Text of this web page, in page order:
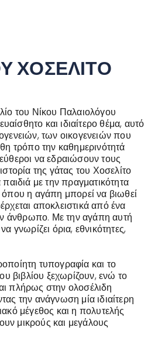
ΧΟΣΕΛΙΤΟ
του Νίκου Παλαιολόγου
και ιδιαίτερο θέμα, αυτό
των οικογενειών που
τρόπο την καθημερινότητά
να εδραιώσουν τους
της γάτας του Χοσελίτο
με την πραγματικότητα
όπου η αγάπη μπορεί να βιωθεί
αποκλειστικά από ένα
άνθρωπο. Με την αγάπη αυτή
γνωρίζει όρια, εθνικότητες,
τυπογραφία και το
βιβλίου ξεχωρίζουν, ενώ το
πλήρως στην ολοσέλιδη
την ανάγνωση μία ιδιαίτερη
μέγεθος και η πολυτελής
μικρούς και μεγάλους